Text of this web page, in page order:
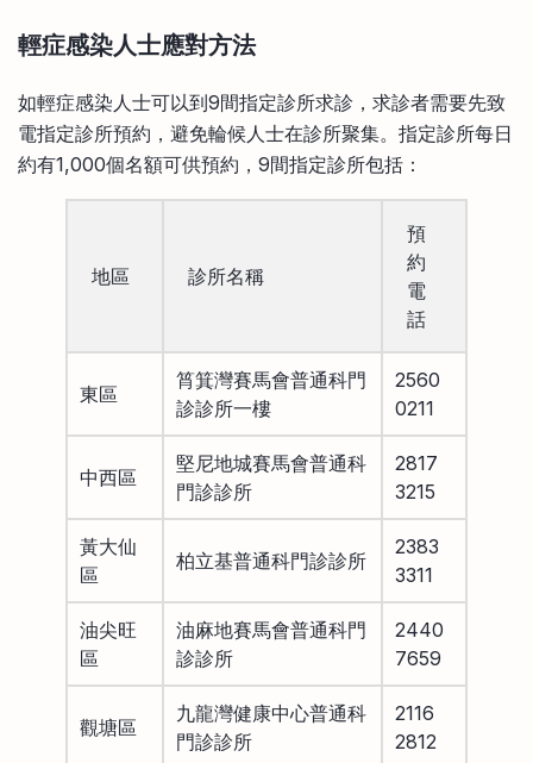
輕症感染人士應對方法
如輕症感染人士可以到9間指定診所求診，求診者需要先致
電指定診所預約，避免輪候人士在診所聚集。指定診所每日
約有1,000個名額可供預約，9間指定診所包括：
地區 診所名稱
預
約
電
話
東區
筲箕灣賽馬會普通科門
診診所一樓
2560
0211
中西區
堅尼地城賽馬會普通科
門診診所
2817
3215
黃大仙
區
柏立基普通科門診診所
2383
3311
油尖旺
區
油麻地賽馬會普通科門
診診所
2440
7659
觀塘區
九龍灣健康中心普通科
門診診所
2116
2812